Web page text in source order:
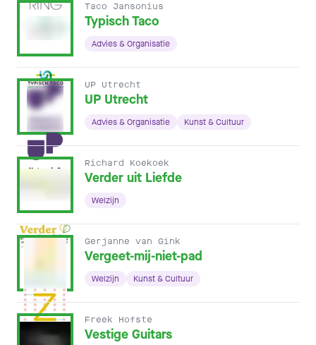
Taco Jansonius
Typisch Taco
Advies & Organisatie
UP Utrecht
UP Utrecht
Advies & Organisatie Kunst & Cultuur
Richard Koekoek
Verder uit Liefde
Welzijn
Gerjanne van Gink
Vergeet-mij-niet-pad
Welzijn Kunst & Cultuur
Freek Hofste
Vestige Guitars